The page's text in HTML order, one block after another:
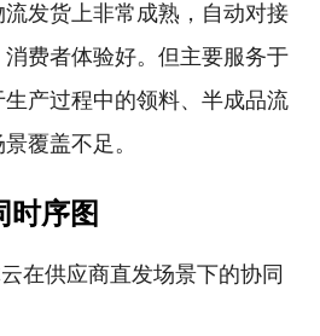
流发货上非常成熟，自动对接
费者体验好。但主要服务于
产过程中的领料、半成品流
覆盖不足。
时序图
在供应商直发场景下的协同